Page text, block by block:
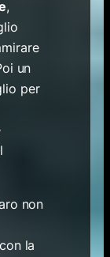
,
un
per
non
la